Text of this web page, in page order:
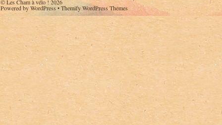
©Les Cham à vélo !2026
Powered byWordPress•Themify WordPress Themes